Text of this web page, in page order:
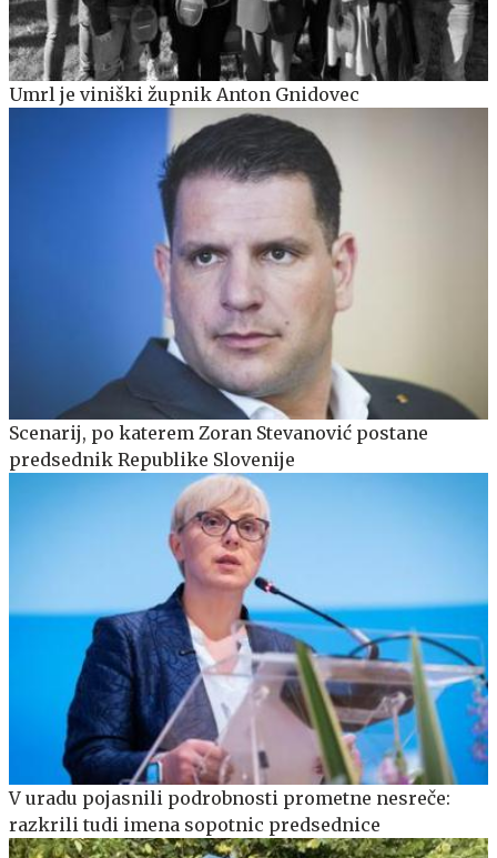
Umrl je viniški župnik Anton Gnidovec
Scenarij, po katerem Zoran Stevanović postane
predsednik Republike Slovenije
V uradu pojasnili podrobnosti prometne nesreče:
razkrili tudi imena sopotnic predsednice